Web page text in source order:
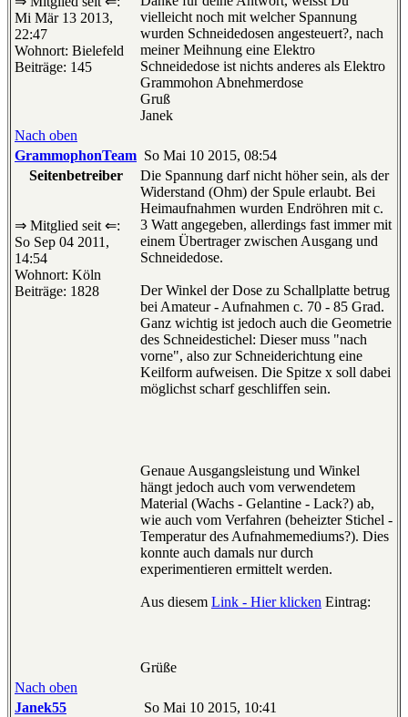
Mi Mär 13 2013,
22:47
Wohnort: Bielefeld
Beiträge: 145
vielleicht noch mit welcher Spannung
wurden Schneidedosen angesteuert?, nach
meiner Meihnung eine Elektro
Schneidedose ist nichts anderes als Elektro
Grammohon Abnehmerdose
Gruß
Janek
Nach oben
GrammophonTeam So Mai 10 2015, 08:54
Seitenbetreiber
⇒ Mitglied seit ⇐:
So Sep 04 2011,
14:54
Wohnort: Köln
Beiträge: 1828
Die Spannung darf nicht höher sein, als der
Widerstand (Ohm) der Spule erlaubt. Bei
Heimaufnahmen wurden Endröhren mit c.
3 Watt angegeben, allerdings fast immer mit
einem Übertrager zwischen Ausgang und
Schneidedose.
Der Winkel der Dose zu Schallplatte betrug
bei Amateur - Aufnahmen c. 70 - 85 Grad.
Ganz wichtig ist jedoch auch die Geometrie
des Schneidestichel: Dieser muss "nach
vorne", also zur Schneiderichtung eine
Keilform aufweisen. Die Spitze x soll dabei
möglichst scharf geschliffen sein.
Genaue Ausgangsleistung und Winkel
hängt jedoch auch vom verwendetem
Material (Wachs - Gelantine - Lack?) ab,
wie auch vom Verfahren (beheizter Stichel -
Temperatur des Aufnahmemediums?). Dies
konnte auch damals nur durch
experimentieren ermittelt werden.
Aus diesem Link - Hier klicken Eintrag:
Grüße
Nach oben
Janek55
So Mai 10 2015, 10:41